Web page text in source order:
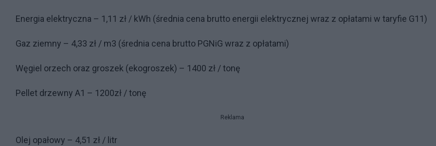
Energia elektryczna – 1,11 zł / kWh (średnia cena brutto energii elektrycznej wraz z opłatami w taryfie G11)
Gaz ziemny – 4,33 zł / m3 (średnia cena brutto PGNiG wraz z opłatami)
Węgiel orzech oraz groszek (ekogroszek) – 1400 zł / tonę
Pellet drzewny A1 – 1200zł / tonę
Reklama
Olej opałowy – 4,51 zł / litr